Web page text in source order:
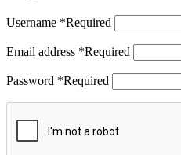
Username *Required
Email address *Required
Password *Required